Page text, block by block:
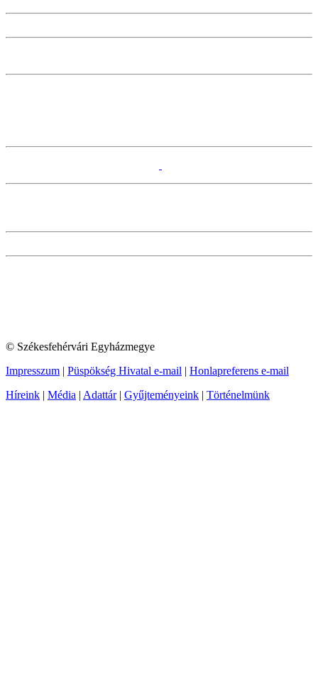
© Székesfehérvári Egyházmegye
Impresszum | Püspökség Hivatal e-mail | Honlapreferens e-mail
Híreink | Média | Adattár| Gyűjteményeink | Történelmünk